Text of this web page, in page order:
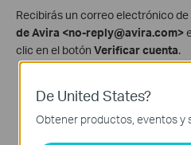
Recibirás un correo electrónico
de Avira <no-reply@avira.com>
clic en el botón Verificar cuenta.
De United States?
Obtener productos, eventos y